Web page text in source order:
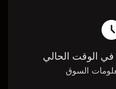
الوقت الحالي
السوق